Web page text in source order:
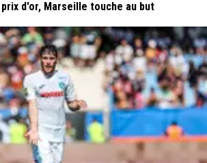
prix d'or, Marseille touche au but